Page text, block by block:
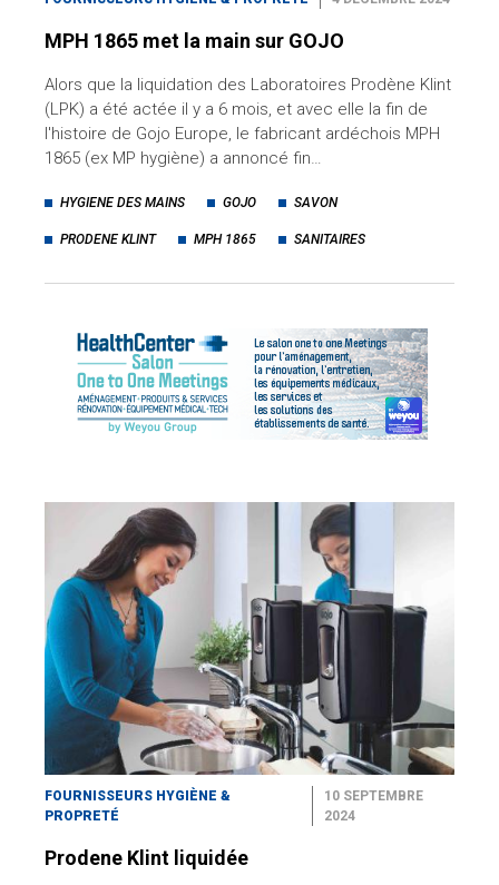
MPH 1865 met la main sur GOJO
Alors que la liquidation des Laboratoires Prodène Klint
(LPK) a été actée il y a 6 mois, et avec elle la fin de
l'histoire de Gojo Europe, le fabricant ardéchois MPH
1865 (ex MP hygiène) a annoncé fin…
HYGIENE DES MAINS GOJO SAVON
PRODENE KLINT MPH 1865 SANITAIRES
FOURNISSEURS HYGIÈNE &
PROPRETÉ
10 SEPTEMBRE
2024
Prodene Klint liquidée